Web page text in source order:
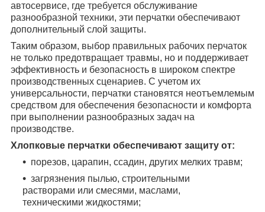
автосервисе, где требуется обслуживание
разнообразной техники, эти перчатки обеспечивают
дополнительный слой защиты.
Таким образом, выбор правильных рабочих перчаток
не только предотвращает травмы, но и поддерживает
эффективность и безопасность в широком спектре
производственных сценариев. С учетом их
универсальности, перчатки становятся неотъемлемым
средством для обеспечения безопасности и комфорта
при выполнении разнообразных задач на
производстве.
Хлопковые перчатки обеспечивают защиту от:
порезов, царапин, ссадин, других мелких травм;
загрязнения пылью, строительными
растворами или смесями, маслами,
техническими жидкостями;